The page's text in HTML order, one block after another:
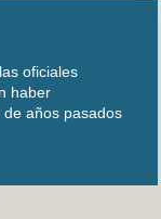
oficiales
haber
años pasados